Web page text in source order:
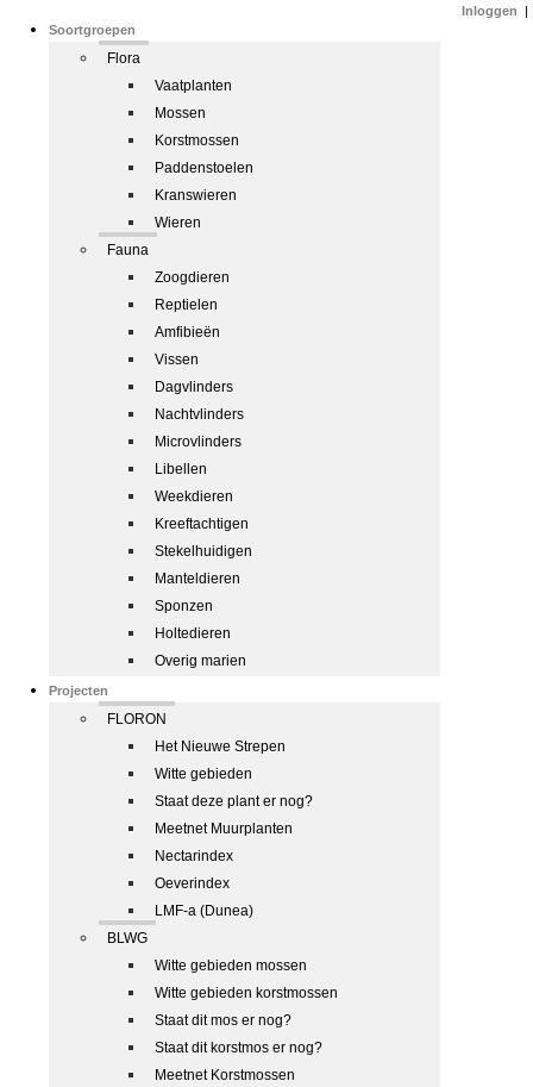
Soortgroepen
Flora
Vaatplanten
Mossen
Korstmossen
Paddenstoelen
Kranswieren
Wieren
Fauna
Zoogdieren
Reptielen
Amfibieën
Vissen
Dagvlinders
Nachtvlinders
Microvlinders
Libellen
Weekdieren
Kreeftachtigen
Stekelhuidigen
Manteldieren
Sponzen
Holtedieren
Overig marien
Projecten
FLORON
Het Nieuwe Strepen
Witte gebieden
Staat deze plant er nog?
Meetnet Muurplanten
Nectarindex
Oeverindex
LMF-a (Dunea)
BLWG
Witte gebieden mossen
Witte gebieden korstmossen
Staat dit mos er nog?
Staat dit korstmos er nog?
Meetnet Korstmossen
Inloggen |